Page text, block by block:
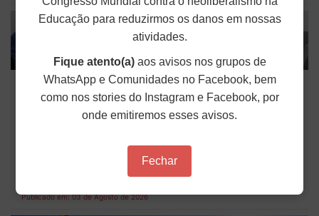
ANDES-SN participa da instalação de GT
do MEC sobre democratização das IFE
de Trabalho (GT) para aprimoramento dos
mecanismos de participação e gestão
democrática nas Instituições Federais de Ensino...
Publicado em: 03 de Agosto de 2026
Educação para reduzirmos os danos em nossas
atividades.
Fique atento(a)aos avisos nos grupos de
WhatsApp e Comunidades no Facebook, bem
como nos stories do Instagram e Facebook, por
onde emitiremos esses avisos.
Fechar